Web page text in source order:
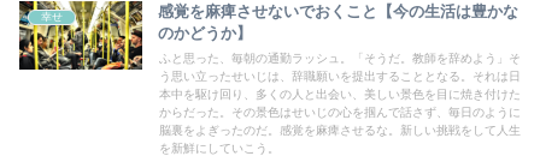
幸せ
感覚を麻痺させないでおくこと【今の生活は豊かな
のかどうか】
ふと思った、毎朝の通勤ラッシュ。「そうだ。教師を辞めよう」そ
う思い立ったせいじは、辞職願いを提出することとなる。それは日
本中を駆け回り、多くの人と出会い、美しい景色を目に焼き付けた
からだった。その景色はせいじの心を掴んで話さず、毎日のように
脳裏をよぎったのだ。感覚を麻痺させるな。新しい挑戦をして人生
を新鮮にしていこう。